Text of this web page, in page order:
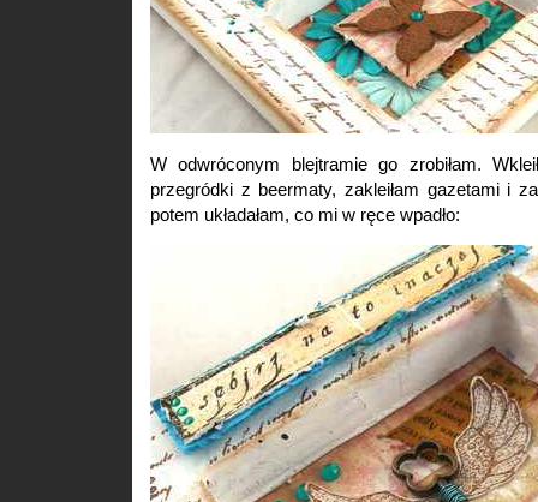
W odwróconym blejtramie go zrobiłam.
przegródki z beermaty, zakleiłam gazetami i
potem układałam, co mi w ręce wpadło: